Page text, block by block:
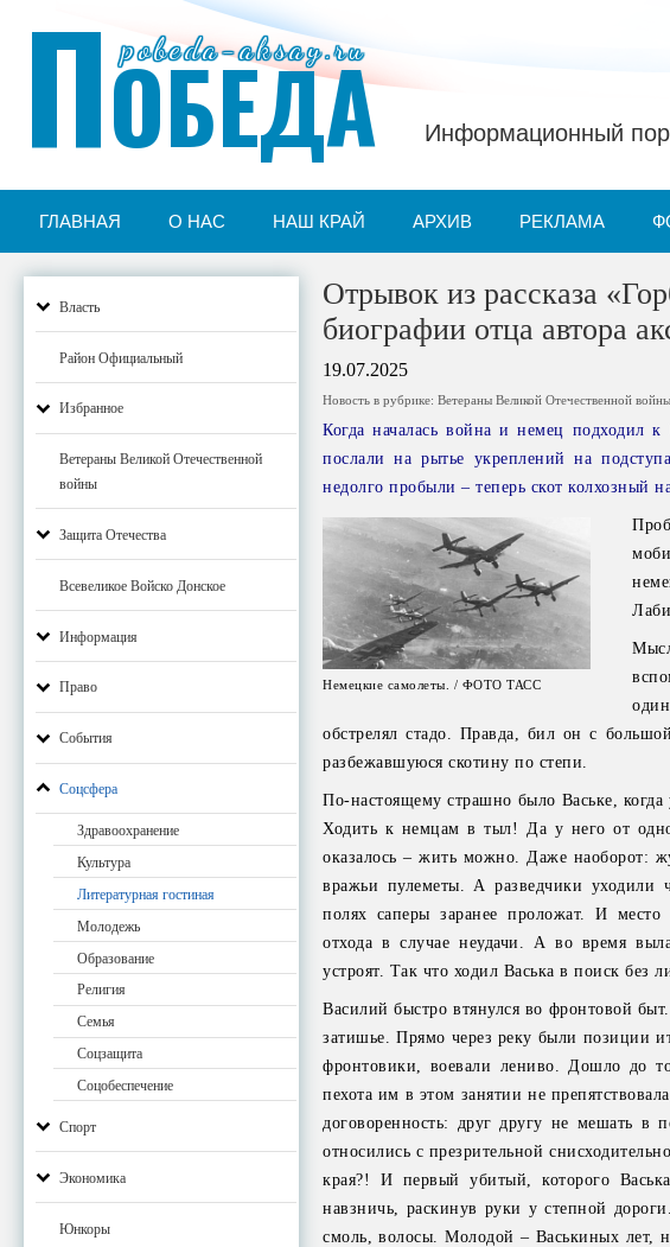
pobeda-aksay.ru
ПОБЕДА Информационный
ГЛАВНАЯ О НАС НАШ КРАЙ АРХИВ РЕКЛАМА
Власть
Район Официальный
Избранное
Ветераны Великой Отечественной
войны
Защита Отечества
Всевеликое Войско Донское
Информация
Право
События
Соцсфера
Здравоохранение
Культура
Литературная гостиная
Молодежь
Образование
Религия
Семья
Соцзащита
Соцобеспечение
Спорт
Экономика
Юнкоры
Отрывок из рассказа
биографии отца автора
19.07.2025
Новость в рубрике:Ветераны Великой Отечественной войны
Когда началась война и немец подходил
послали на рытье укреплений на
недолго пробыли – теперь скот колхозный
Немецкие самолеты. / ФОТО ТАСС
обстрелял стадо. Правда, бил он с
разбежавшуюся скотину по степи.
По-настоящему страшно было Ваське,
Ходить к немцам в тыл! Да у него от
оказалось – жить можно. Даже наоборот:
вражьи пулеметы. А разведчики
полях саперы заранее проложат. И место
отхода в случае неудачи. А во время
устроят. Так что ходил Васька в поиск без
Василий быстро втянулся во фронтовой
затишье. Прямо через реку были позиции
фронтовики, воевали лениво. Дошло до
пехота им в этом занятии не
договоренность: друг другу не мешать в
относились с презрительной
края?! И первый убитый, которого
навзничь, раскинув руки у степной
смоль, волосы. Молодой – Васькиных лет,